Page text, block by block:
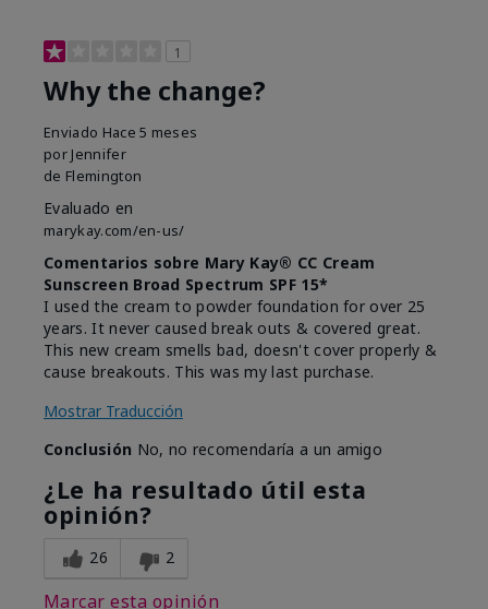
1
Why the change?
Enviado Hace 5 meses
por Jennifer
de Flemington
Evaluado en
marykay.com/en-us/
Comentarios sobre Mary Kay® CC Cream
Sunscreen Broad Spectrum SPF 15*
I used the cream to powder foundation for over 25
years. It never caused break outs & covered great.
This new cream smells bad, doesn't cover properly &
cause breakouts. This was my last purchase.
Mostrar Traducción
Conclusión No, no recomendaría a un amigo
¿Le ha resultado útil esta
opinión?
26 2
Marcar esta opinión